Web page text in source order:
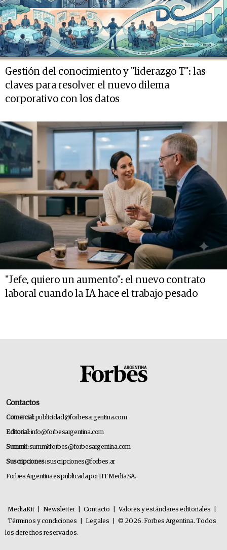
Gestión del conocimiento y "liderazgo T": las
claves para resolver el nuevo dilema
corporativo con los datos
"Jefe, quiero un aumento": el nuevo contrato
laboral cuando la IA hace el trabajo pesado
Contactos
Comercial:publicidad@forbesargentina.com
Editorial:info@forbesargentina.com
Summit:summitforbes@forbesargentina.com
Suscripciones:suscripciones@forbes.ar
Forbes Argentina es publicada por HT Media SA.
MediaKit Newsletter Contacto Valores y estándares editoriales
Términos y condiciones
Legales
© 2026. Forbes Argentina. Todos
los derechos reservados.